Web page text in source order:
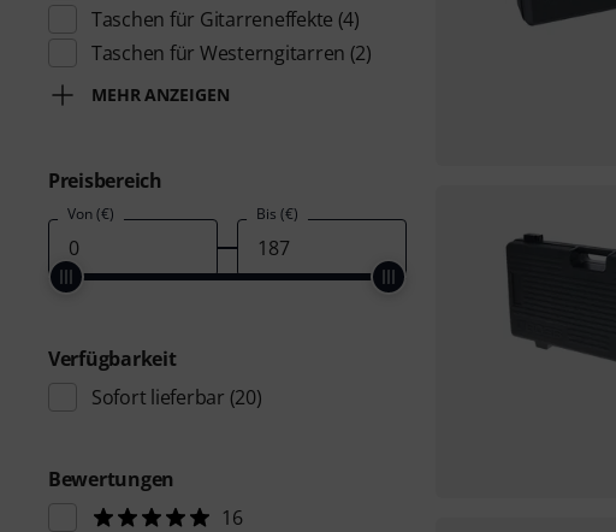
Taschen für Gitarreneffekte (4)
Taschen für Westerngitarren (2)
MEHR ANZEIGEN
Preisbereich
Von (€) Bis (€)
Verfügbarkeit
Sofort lieferbar (20)
Bewertungen
16